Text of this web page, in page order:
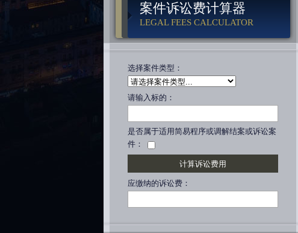
案件诉讼费计算器
LEGAL FEES CALCULATOR
选择案件类型：
请输入标的：
是否属于适用简易程序或调解结案或诉讼案
件：
应缴纳的诉讼费：